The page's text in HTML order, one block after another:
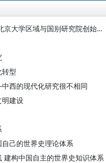
洞察世界风云 践行学术担当——访北京大学区域与国别研究院创始院长钱乘旦
型
西的现代化研究很不相同
明建设
己的世界史理论体系
建构中国自主的世界史知识体系